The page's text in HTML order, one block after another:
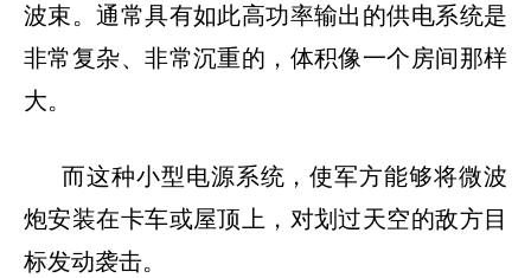
波束。通常具有如此高功率输出的供电系统是
非常复杂、非常沉重的，体积像一个房间那样
大。
而这种小型电源系统，使军方能够将微波
炮安装在卡车或屋顶上，对划过天空的敌方目
标发动袭击。